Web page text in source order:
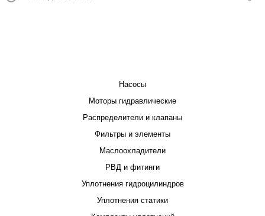
Насосы
Моторы гидравлические
Распределители и клапаны
Фильтры и элементы
Маслоохладители
РВД и фитинги
Уплотнения гидроцилиндров
Уплотнения статики